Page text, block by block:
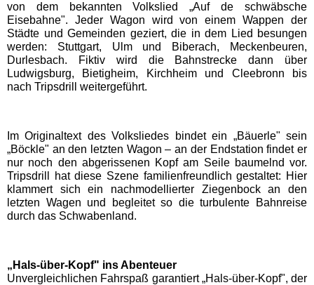
Hessen Freizeitparks
Freizeitpark Lochmühle
Taunus Wunderland
Niedersachsen
Freizeitparks
Heide Park Resort
Schloß Dankern
von dem bekannten Volkslied „Auf de schwäbsche
Eisebahne". Jeder Wagon wird von einem Wappen der
Städte und Gemeinden geziert, die in dem Lied besungen
werden: Stuttgart, Ulm und Biberach, Meckenbeuren,
Durlesbach. Fiktiv wird die Bahnstrecke dann über
Ludwigsburg, Bietigheim, Kirchheim und Cleebronn bis
nach Tripsdrill weitergeführt.
Im Originaltext des Volksliedes bindet ein „Bäuerle" sein
„Böckle" an den letzten Wagon – an der Endstation findet er
nur noch den abgerissenen Kopf am Seile baumelnd vor.
Tripsdrill hat diese Szene familienfreundlich gestaltet: Hier
klammert sich ein nachmodellierter Ziegenbock an den
letzten Wagen und begleitet so die turbulente Bahnreise
durch das Schwabenland.
„Hals-über-Kopf" ins Abenteuer
Unvergleichlichen Fahrspaß garantiert „Hals-über-Kopf", der